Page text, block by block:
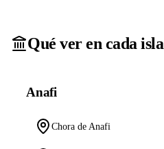
Qué ver en cada isla
Anafi
Chora de Anafi